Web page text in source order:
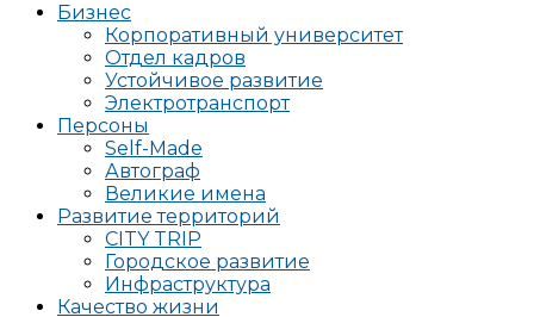
Бизнес
Корпоративный университет
Отдел кадров
Устойчивое развитие
Электротранспорт
Персоны
Self-Made
Автограф
Великие имена
Развитие территорий
CITY TRIP
Городское развитие
Инфраструктура
Качество жизни